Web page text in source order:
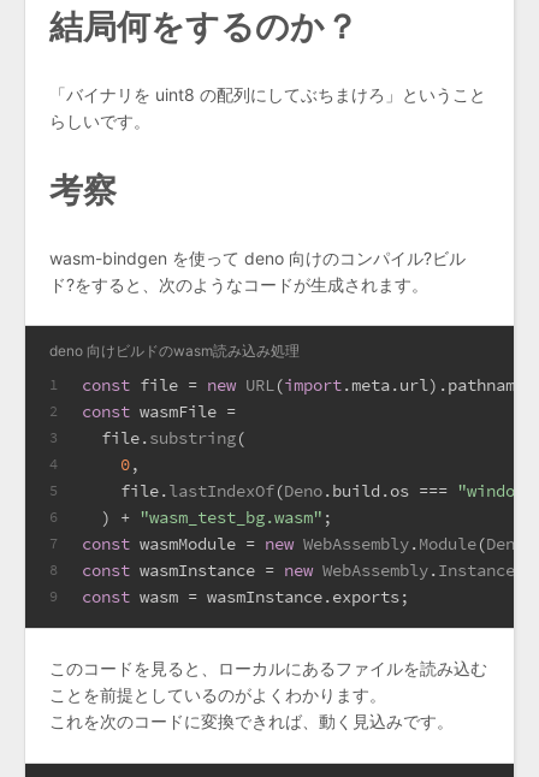
結局何をするのか？
「バイナリを uint8 の配列にしてぶちまけろ」ということ
らしいです。
考察
wasm-bindgen を使って deno 向けのコンパイル?ビル
ド?をすると、次のようなコードが生成されます。
deno 向けビルドのwasm読み込み処理
1
2
3
4
5
6
7
8
9
const file = new URL(import.meta.url).pathname
const wasmFile =
  file.
substring(
0,
    file.
lastIndexOf(Deno.build .os ===
  ) +
"wasm_test_bg.wasm" ;
const wasmModule = new WebAssembly.Module(Deno
const wasmInstance = new WebAssembly.Instance
const wasm = wasmInstance.exports;
このコードを見ると、ローカルにあるファイルを読み込む
ことを前提としているのがよくわかります。
これを次のコードに変換できれば、動く見込みです。